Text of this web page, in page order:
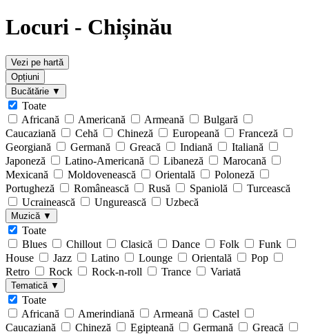
Locuri - Chișinău
Vezi pe hartă
Opțiuni
Bucătărie ▼
Toate
Africană
Americană Armeană
Bulgară
Caucaziană
Cehă Chineză Europeană
Franceză
Georgiană
Germană Greacă Indiană
Italiană
Japoneză
Latino-Americană Libaneză
Marocană
Mexicană
Moldovenească Orientală
Poloneză
Portugheză
Românească Rusă Spaniolă
Turcească
Ucrainească
Ungurească Uzbecă
Muzică ▼
Toate
Blues
Chillout Clasică Dance Folk
Funk
House
Jazz Latino Lounge Orientală
Pop
Retro
Rock Rock-n-roll Trance Variată
Tematică ▼
Toate
Africană
Amerindiană Armeană
Castel
Caucaziană
Chineză Egipteană Germană
Greacă